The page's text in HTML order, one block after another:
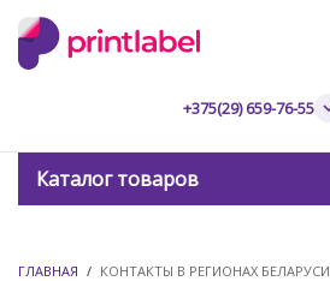
+375(29) 659-76-55
Каталог товаров
ГЛАВНАЯ / КОНТАКТЫ В РЕГИОНАХ БЕЛАРУСИ